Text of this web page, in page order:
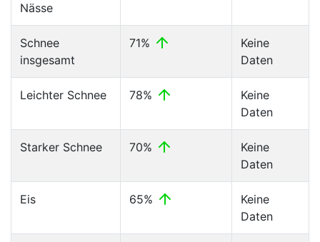
Nässe
Schnee
insgesamt
71%
Keine
Daten
Leichter Schnee 78%
Keine
Daten
Starker Schnee 70%
Keine
Daten
Eis 65%
Keine
Daten